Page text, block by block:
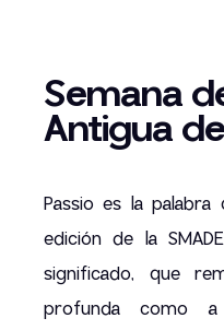
Semana
Antigua
Passio es la
edición de la
significado, que
profunda como a